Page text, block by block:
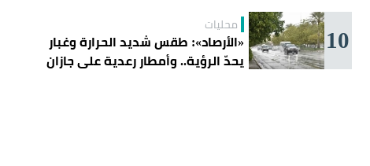
10 محليات
«الأرصاد»: طقس شديد الحرارة وغبار
يحدّ الرؤية.. وأمطار رعدية على جازان